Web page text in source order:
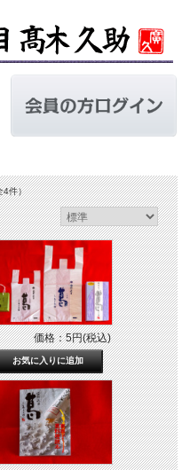
4件）
価格：5円(税込)